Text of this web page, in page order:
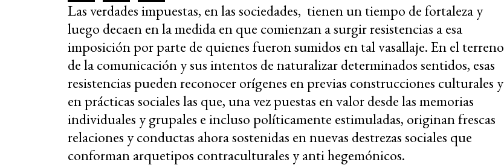
Las verdades impuestas, en las sociedades, tienen un tiempo de fortaleza y
luego decaen en la medida en que comienzan a surgir resistencias a esa
imposición por parte de quienes fueron sumidos en tal vasallaje. En el terreno
de la comunicación y sus intentos de naturalizar determinados sentidos, esas
resistencias pueden reconocer orígenes en previas construcciones culturales y
en prácticas sociales las que, una vez puestas en valor desde las memorias
individuales y grupales e incluso políticamente estimuladas, originan frescas
relaciones y conductas ahora sostenidas en nuevas destrezas sociales que
conforman arquetipos contraculturales y anti hegemónicos.